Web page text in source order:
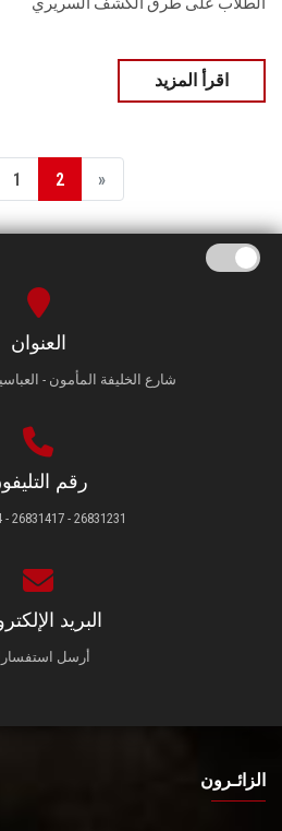
اقرأ المزيد
1 2 »
العنوان
شارع الخليفة المأمون -
رقم
26831231 - 26831417 - 26831474
البريد
أرسل
الزائـرون